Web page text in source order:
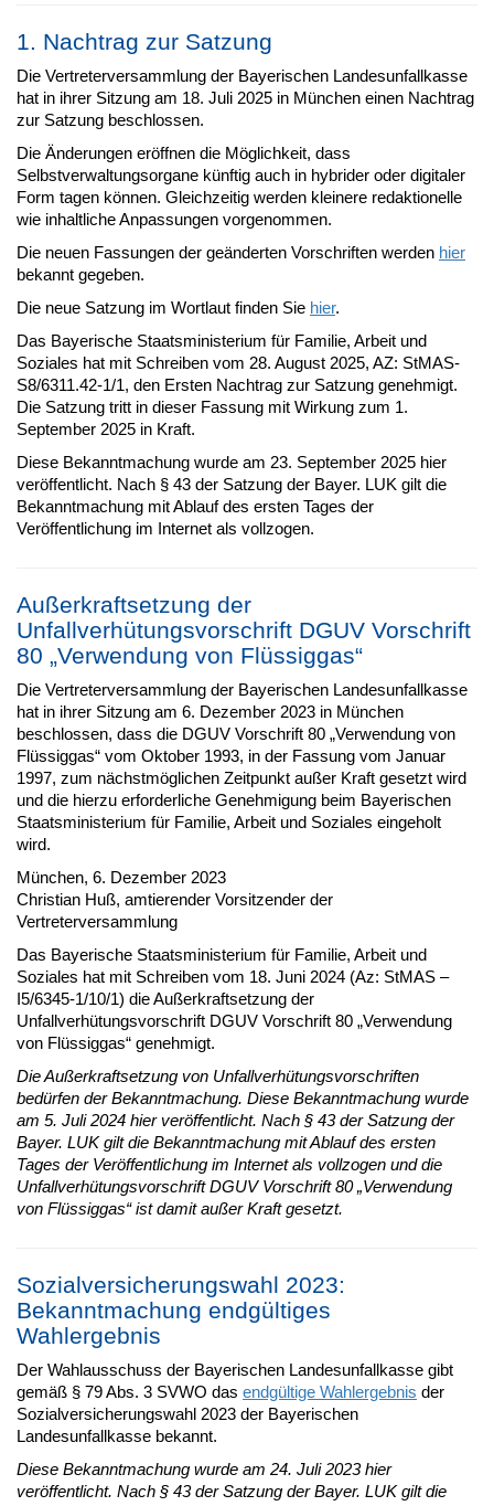
1. Nachtrag zur Satzung
Die Vertreterversammlung der Bayerischen Landesunfallkasse
hat in ihrer Sitzung am 18. Juli 2025 in München einen Nachtrag
zur Satzung beschlossen.
Die Änderungen eröffnen die Möglichkeit, dass
Selbstverwaltungsorgane künftig auch in hybrider oder digitaler
Form tagen können. Gleichzeitig werden kleinere redaktionelle
wie inhaltliche Anpassungen vorgenommen.
Die neuen Fassungen der geänderten Vorschriften werden hier
bekannt gegeben.
Die neue Satzung im Wortlaut finden Sie hier.
Das Bayerische Staatsministerium für Familie, Arbeit und
Soziales hat mit Schreiben vom 28. August 2025, AZ: StMAS-
S8/6311.42-1/1, den Ersten Nachtrag zur Satzung genehmigt.
Die Satzung tritt in dieser Fassung mit Wirkung zum 1.
September 2025 in Kraft.
Diese Bekanntmachung wurde am 23. September 2025 hier
veröffentlicht. Nach § 43 der Satzung der Bayer. LUK gilt die
Bekanntmachung mit Ablauf des ersten Tages der
Veröffentlichung im Internet als vollzogen.
Außerkraftsetzung der
Unfallverhütungsvorschrift DGUV Vorschrift
80 „Verwendung von Flüssiggas“
Die Vertreterversammlung der Bayerischen Landesunfallkasse
hat in ihrer Sitzung am 6. Dezember 2023 in München
beschlossen, dass die DGUV Vorschrift 80 „Verwendung von
Flüssiggas“ vom Oktober 1993, in der Fassung vom Januar
1997, zum nächstmöglichen Zeitpunkt außer Kraft gesetzt wird
und die hierzu erforderliche Genehmigung beim Bayerischen
Staatsministerium für Familie, Arbeit und Soziales eingeholt
wird.
München, 6. Dezember 2023
Christian Huß, amtierender Vorsitzender der
Vertreterversammlung
Das Bayerische Staatsministerium für Familie, Arbeit und
Soziales hat mit Schreiben vom 18. Juni 2024 (Az: StMAS –
I5/6345-1/10/1) die Außerkraftsetzung der
Unfallverhütungsvorschrift DGUV Vorschrift 80 „Verwendung
von Flüssiggas“ genehmigt.
Die Außerkraftsetzung von Unfallverhütungsvorschriften
bedürfen der Bekanntmachung. Diese Bekanntmachung wurde
am 5. Juli 2024 hier veröffentlicht. Nach § 43 der Satzung der
Bayer. LUK gilt die Bekanntmachung mit Ablauf des ersten
Tages der Veröffentlichung im Internet als vollzogen und die
Unfallverhütungsvorschrift DGUV Vorschrift 80 „Verwendung
von Flüssiggas“ ist damit außer Kraft gesetzt.
Sozialversicherungswahl 2023:
Bekanntmachung endgültiges
Wahlergebnis
Der Wahlausschuss der Bayerischen Landesunfallkasse gibt
gemäß § 79 Abs. 3 SVWO das endgültige Wahlergebnis der
Sozialversicherungswahl 2023 der Bayerischen
Landesunfallkasse bekannt.
Diese Bekanntmachung wurde am 24. Juli 2023 hier
veröffentlicht. Nach § 43 der Satzung der Bayer. LUK gilt die